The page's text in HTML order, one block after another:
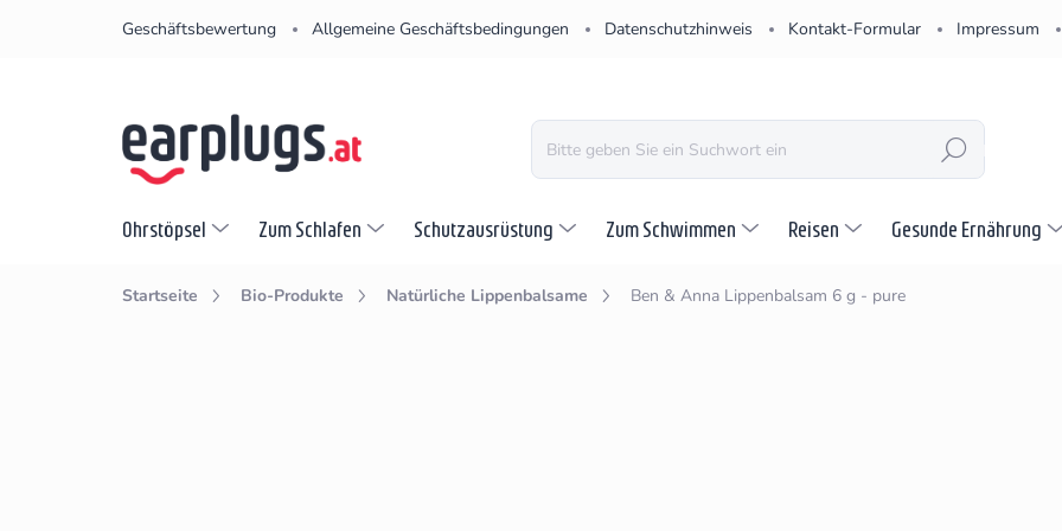
Geschäftsbewertung Allgemeine Geschäftsbedingungen Datenschutzhinweis Kontakt-Formular Impressum
SUCHEN
Ohrstöpsel Zum Schlafen Schutzausrüstung Zum Schwimmen Reisen Gesunde Ernährung
Startseite Bio-Produkte Natürliche Lippenbalsame Ben & Anna Lippenbalsam 6 g - pure